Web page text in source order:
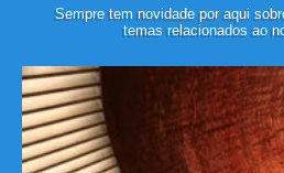
Sempre tem novidade por aqui
temas relacionados ao